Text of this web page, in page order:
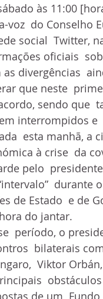
às 11:00
voz  do Conselho
social  Twitter,
oficiais
as divergências
que neste
sendo que
interrompidos e
esta manhã, a
à crise  da
pelo
durante
de Estado  e de
do jantar.
período, o
bilaterais
Viktor
de um